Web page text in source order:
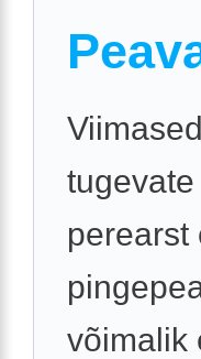
perearst
võimalik